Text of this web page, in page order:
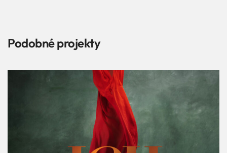
Podobné projekty